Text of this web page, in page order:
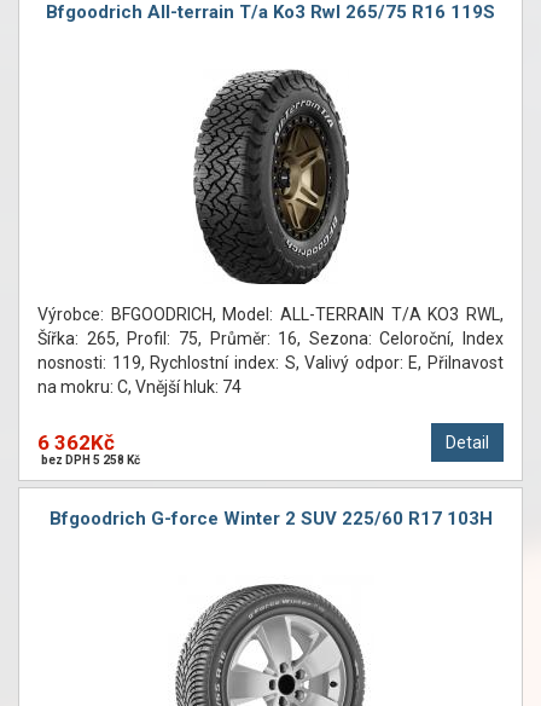
Bfgoodrich All-terrain T/a Ko3 Rwl 265/75 R16 119S
Výrobce: BFGOODRICH, Model: ALL-TERRAIN T/A KO3 RWL,
Šířka: 265, Profil: 75, Průměr: 16, Sezona: Celoroční, Index
nosnosti: 119, Rychlostní index: S, Valivý odpor: E, Přilnavost
na mokru: C, Vnější hluk: 74
Detail
6 362Kč
bez DPH 5 258 Kč
Bfgoodrich G-force Winter 2 SUV 225/60 R17 103H